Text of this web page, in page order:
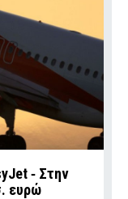
‑ Στην
ευρώ